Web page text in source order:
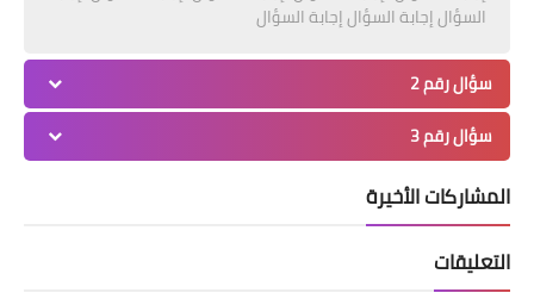
السؤال إجابة السؤال إجابة السؤال
سؤال رقم 2
سؤال رقم 3
المشاركات الأخيرة
التعليقات